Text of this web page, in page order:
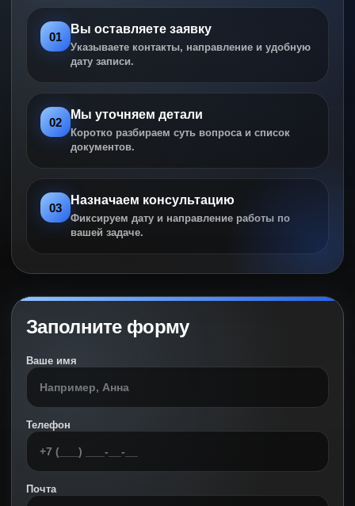
01
Вы оставляете заявку
Указываете контакты, направление и удобную
дату записи.
02
Мы уточняем детали
Коротко разбираем суть вопроса и список
документов.
03
Назначаем консультацию
Фиксируем дату и направление работы по
вашей задаче.
Заполните форму
Ваше имя
Телефон
Почта